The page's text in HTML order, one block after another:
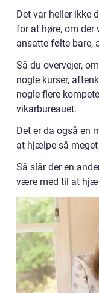
Det var heller ikke
for at høre, om der
ansatte følte bare,
Så du overvejer,
nogle kurser,
nogle flere
vikarbureauet.
Det er da også en
at hjælpe så
Så slår der en
være med til at